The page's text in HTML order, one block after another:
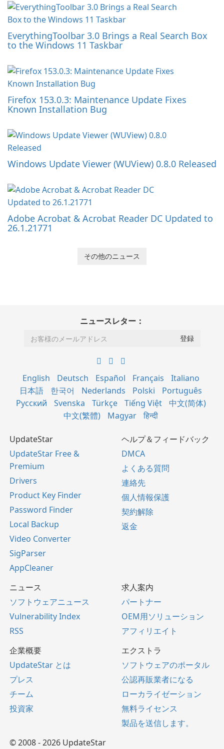
EverythingToolbar 3.0 Brings a Real Search Box
to the Windows 11 Taskbar
Firefox 153.0.3: Maintenance Update Fixes
Known Installation Bug
Windows Update Viewer (WUView) 0.8.0 Released
Adobe Acrobat & Acrobat Reader DC Updated to
26.1.21771
その他のニュース
ニュースレター：
English Deutsch Español Français
Italiano
日本語
한국어 Nederlands Polski
Português
Русский
Svenska Türkçe Tiếng Việt
中文(简体)
中文(繁體)
Magyar हिन्दी
UpdateStar
UpdateStar Free &
Premium
Drivers
Product Key Finder
Password Finder
Local Backup
Video Converter
SigParser
AppCleaner
ヘルプ＆フィードバック
DMCA
よくある質問
連絡先
個人情報保護
契約解除
返金
ニュース
ソフトウェアニュース
Vulnerability Index
RSS
求人案内
パートナー
OEM用ソリューション
アフィリエイト
企業概要
UpdateStar とは
プレス
チーム
投資家
エクストラ
ソフトウェアのポータル
公認再販業者になる
ローカライゼーション
無料ライセンス
製品を送信します。
© 2008 - 2026 UpdateStar